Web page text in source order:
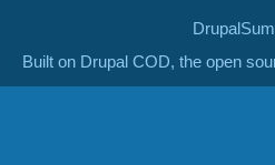
Built on Drupal COD, the open